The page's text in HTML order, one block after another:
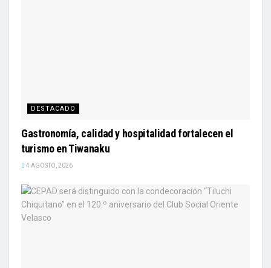
DESTACADO
Gastronomía, calidad y hospitalidad fortalecen el
turismo en Tiwanaku
4 AGOSTO, 2026